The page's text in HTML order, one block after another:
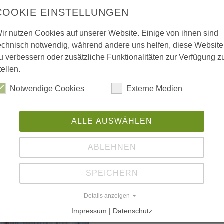
Darstellung zu erhalten.
EINSTELLUNGEN
nutzen Cookies auf unserer Website. Einige von ihnen sind
notwendig, während andere uns helfen, diese Website
verbessern oder zusätzliche Funktionalitäten zur Verfügung
Notwendige Cookies Externe Medien
ALLE AUSWÄHLEN
ABLEHNEN
SPEICHERN
Details anzeigen
Impressum | Datenschutz